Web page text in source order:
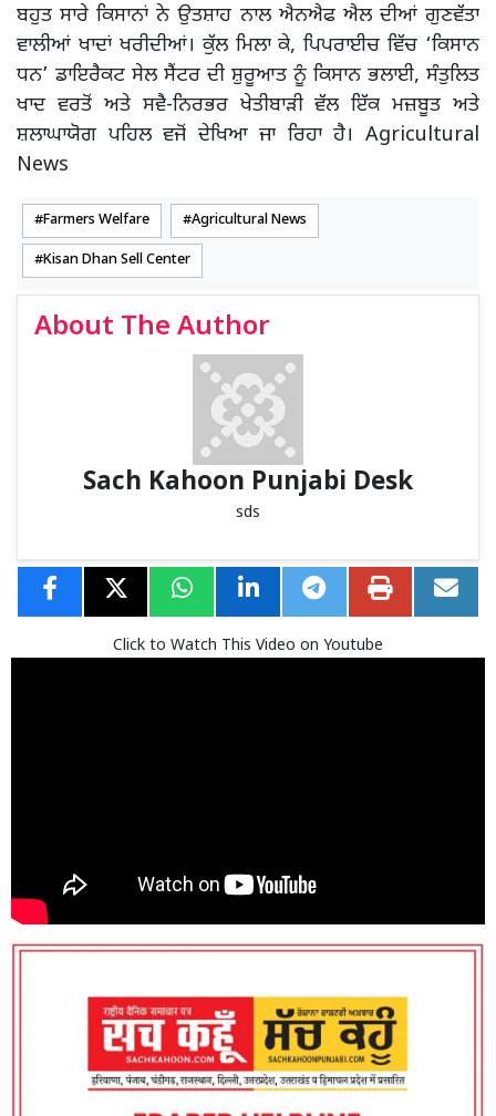
ਬਹੁਤ ਸਾਰੇ ਕਿਸਾਨਾਂ ਨੇ ਉਤਸ਼ਾਹ ਨਾਲ ਐਨਐਫ ਐਲ ਦੀਆਂ ਗੁਣਵੱਤਾ
ਵਾਲੀਆਂ ਖਾਦਾਂ ਖਰੀਦੀਆਂ। ਕੁੱਲ ਮਿਲਾ ਕੇ, ਪਿਪਰਾਈਚ ਵਿੱਚ ‘ਕਿਸਾਨ
ਧਨ’ ਡਾਇਰੈਕਟ ਸੇਲ ਸੈਂਟਰ ਦੀ ਸ਼ੁਰੂਆਤ ਨੂੰ ਕਿਸਾਨ ਭਲਾਈ, ਸੰਤੁਲਿਤ
ਖਾਦ ਵਰਤੋਂ ਅਤੇ ਸਵੈ-ਨਿਰਭਰ ਖੇਤੀਬਾੜੀ ਵੱਲ ਇੱਕ ਮਜ਼ਬੂਤ ​​ਅਤੇ
ਸ਼ਲਾਘਾਯੋਗ ਪਹਿਲ ਵਜੋਂ ਦੇਖਿਆ ਜਾ ਰਿਹਾ ਹੈ। Agricultural
News
Farmers Welfare Agricultural News
Kisan Dhan Sell Center
About The Author
Sach Kahoon Punjabi Desk
sds
Click to Watch This Video on Youtube